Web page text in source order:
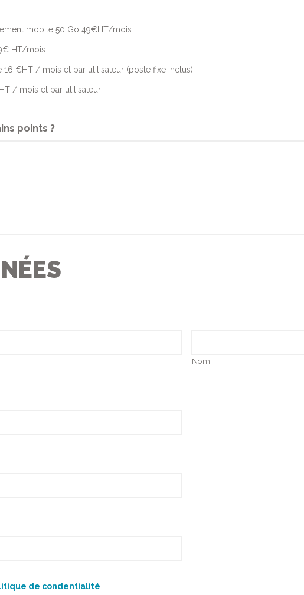
mobile 50 Go 49€HT/mois
HT/mois
16 €HT / mois et par utilisateur (poste fixe inclus)
/ mois et par utilisateur
points ?
Nom
de condentialité